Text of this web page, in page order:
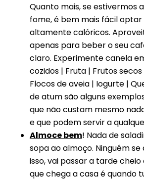
Quanto mais, se estivermos
fome, é bem mais fácil
altamente calóricos.
apenas para beber o seu
claro. Experimente canela
cozidos | Fruta | Frutos
Flocos de aveia | Iogurte |
de atum são alguns
que não custam mesmo
e que podem servir a
Almoce bem! Nada de
sopa ao almoço. Ninguém
isso, vai passar a tarde
que chega a casa é quando